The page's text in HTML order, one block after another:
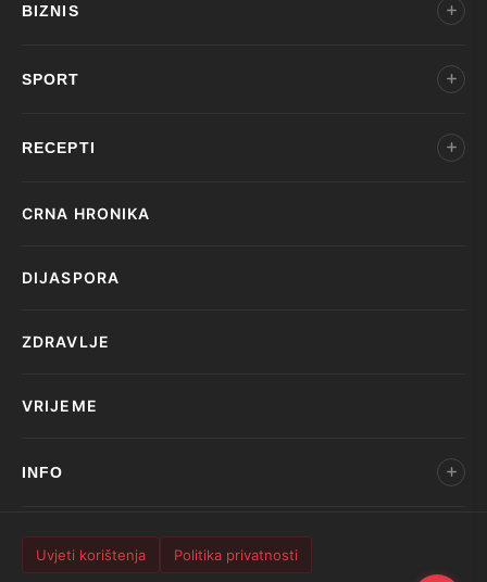
BIZNIS
SPORT
RECEPTI
CRNA HRONIKA
DIJASPORA
ZDRAVLJE
VRIJEME
INFO
Uvjeti korištenja Politika privatnosti